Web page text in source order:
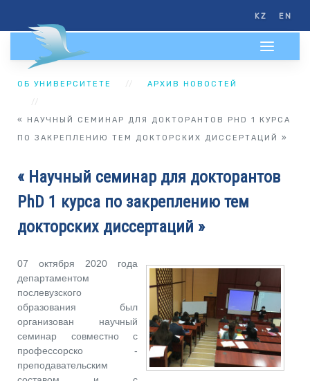
KZ EN
ОБ УНИВЕРСИТЕТЕ АРХИВ НОВОСТЕЙ
« НАУЧНЫЙ СЕМИНАР ДЛЯ ДОКТОРАНТОВ PHD 1 КУРСА
ПО ЗАКРЕПЛЕНИЮ ТЕМ ДОКТОРСКИХ ДИССЕРТАЦИЙ »
« Научный семинар для докторантов
PhD 1 курса по закреплению тем
докторских диссертаций »
07 октября 2020 года
департаментом
послевузского
образования был
организован научный
семинар совместно с
профессорско -
преподавательским